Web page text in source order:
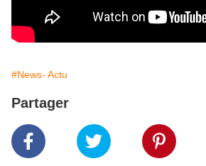
#News- Actu
Partager